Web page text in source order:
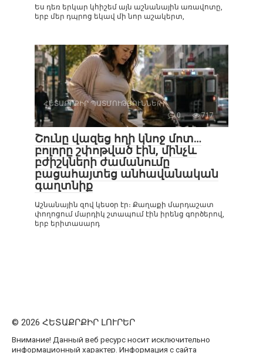
Ես դեռ երկար կհիշեմ այն աշնանային առավոտը,
երբ մեր դպրոց եկավ մի նոր աշակերտ,
ՀԵՏԱՔՐՔԻՐ ՊԱՏՄՈՒԹՅՈՒՆՆԵՐ
0
717
Շունը վազեց հղի կնոջ մոտ…
բոլորը շփոթված էին, մինչև
բժիշկների ժամանումը
բացահայտեց անհավանական
գաղտնիք
Աշնանային զով կեսօր էր։ Քաղաքի մարդաշատ
փողոցում մարդիկ շտապում էին իրենց գործերով,
երբ երիտասարդ
© 2026 ՀԵՏԱՔՐՔԻՐ ԼՈՒՐԵՐ
Внимание! Данный веб ресурс носит исключительно
информационный характер. Информация с сайта